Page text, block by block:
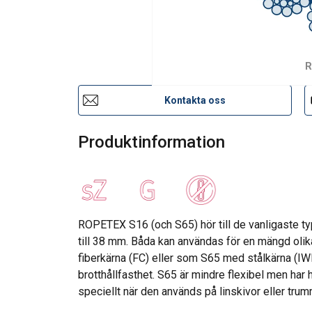
Kontakta oss
Produktinformation
ROPETEX S16 (och S65) hör till de vanligaste
till 38 mm. Båda kan användas för en mängd
fiberkärna (FC) eller som S65 med stålkärna
brotthållfasthet. S65 är mindre flexibel men
speciellt när den används på linskivor eller